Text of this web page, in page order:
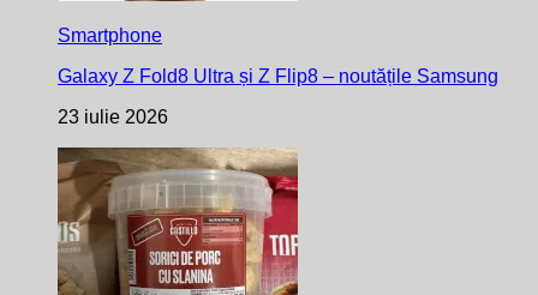
Smartphone
Galaxy Z Fold8 Ultra și Z Flip8 – noutățile Samsung
23 iulie 2026